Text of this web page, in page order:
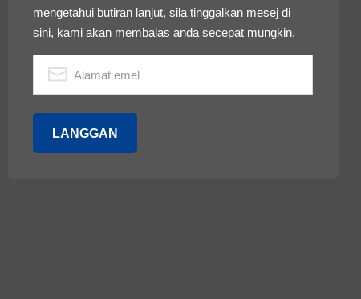
mengetahui butiran lanjut, sila tinggalkan mesej di
sini, kami akan membalas anda secepat mungkin.